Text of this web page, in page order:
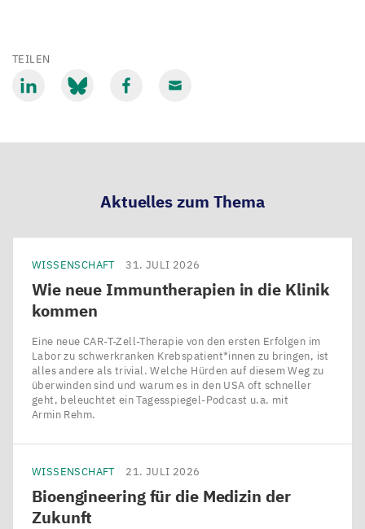
TEILEN
Aktuelles zum Thema
WISSENSCHAFT 31. JULI 2026
Wie neue Immuntherapien in die Klinik
kommen
Eine neue CAR-T-Zell-Therapie von den ersten Erfolgen im
Labor zu schwerkranken Krebspatient*innen zu bringen, ist
alles andere als trivial. Welche Hürden auf diesem Weg zu
überwinden sind und warum es in den USA oft schneller
geht, beleuchtet ein Tagesspiegel-Podcast u.a. mit
Armin Rehm.
WISSENSCHAFT 21. JULI 2026
Bioengineering für die Medizin der
Zukunft